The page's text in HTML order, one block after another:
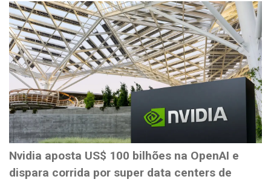
Nvidia aposta US$ 100 bilhões na OpenAI e
dispara corrida por super data centers de